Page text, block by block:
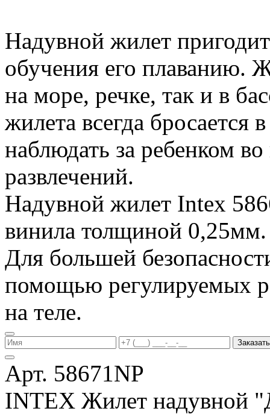
Надувной жилет
обучения его плаванию.
на море, речке, так и в
жилета всегда бросается
наблюдать за ребенком
развлечений.
Надувной жилет Intex
винила толщиной 0,25мм.
Для большей
помощью регулируемых
на теле.
Заказать
Арт. 58671NP
INTEX Жилет надувной